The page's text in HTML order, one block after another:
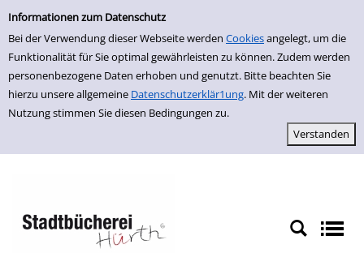
Einfache Suche
Informationen zum Datenschutz
Bei der Verwendung dieser Webseite werden Cookiesangelegt, um die
Funktionalität für Sie optimal gewährleisten zu können. Zudem werden
personenbezogene Daten erhoben und genutzt. Bitte beachten Sie
hierzu unsere allgemeine Datenschutzerklär1ung. Mit der weiteren
Nutzung stimmen Sie diesen Bedingungen zu.
zur Navigation springen
zum Inhalt springen
Zu den Suchfiltern springen
Zur Trefferliste springen